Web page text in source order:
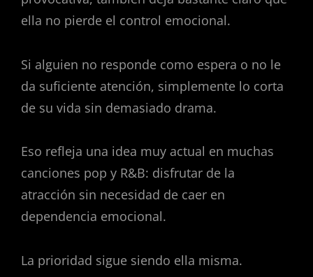
ella no pierde el control emocional.
Si alguien no responde como espera o no le
da suficiente atención, simplemente lo corta
de su vida sin demasiado drama.
Eso refleja una idea muy actual en muchas
canciones pop y R&B: disfrutar de la
atracción sin necesidad de caer en
dependencia emocional.
La prioridad sigue siendo ella misma.